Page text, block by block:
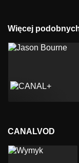
Więcej
CANALVOD